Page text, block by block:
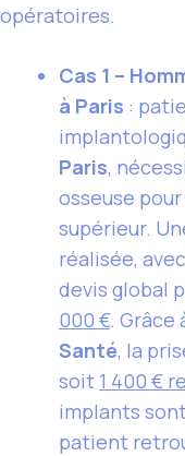
opératoires.
Cas 1 –
à Paris :
Paris,
osseuse
supérieur.
réalisée,
devis global
000 €. Grâce
Santé, la
soit 1 400 €
implants
patient